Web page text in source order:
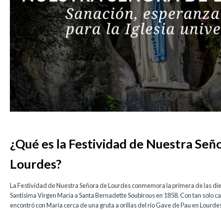
¿Qué es la Festividad de Nuestra
Lourdes?
La Festividad de Nuestra Señora de Lourdes conmemora la primera de las
Santísima Virgen María a Santa Bernadette Soubirous en 1858. Con tan solo
encontró con María cerca de una gruta a orillas del río Gave de Pau en